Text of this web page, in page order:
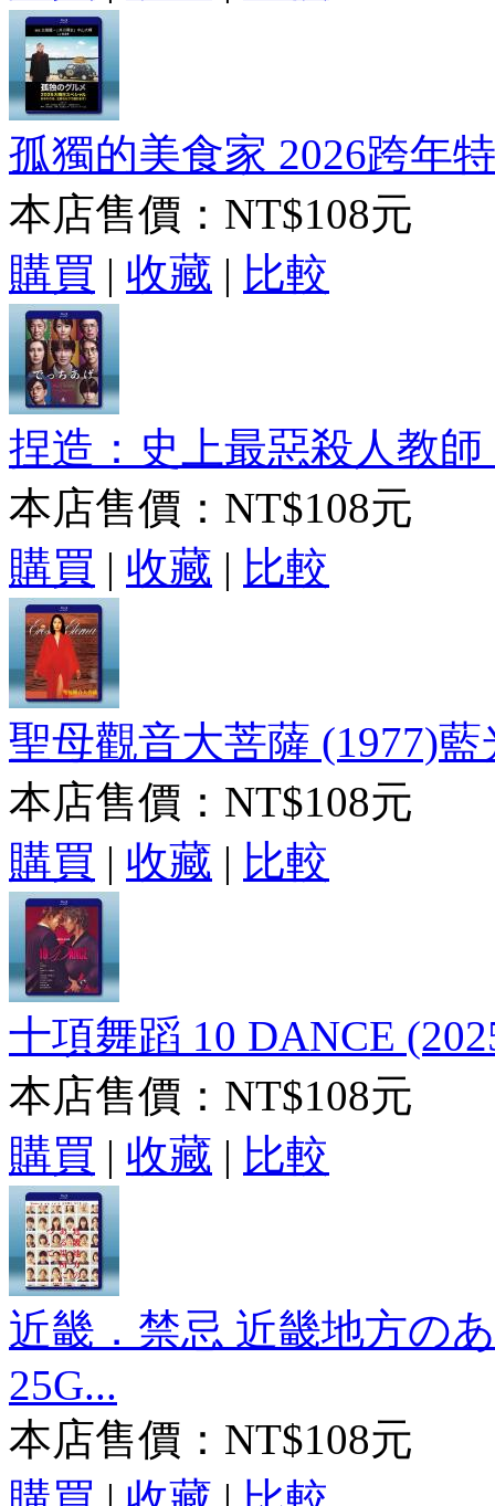
孤獨的美食家 2026跨年
本店售價： NT$108元
購買 | 收藏 | 比較
捏造：史上最惡殺人教
本店售價： NT$108元
購買 | 收藏 | 比較
聖母觀音大菩薩 (1977)藍
本店售價： NT$108元
購買 | 收藏 | 比較
十項舞蹈 10 DANCE
本店售價： NT$108元
購買 | 收藏 | 比較
近畿．禁忌 近畿地方の
25G...
本店售價： NT$108元